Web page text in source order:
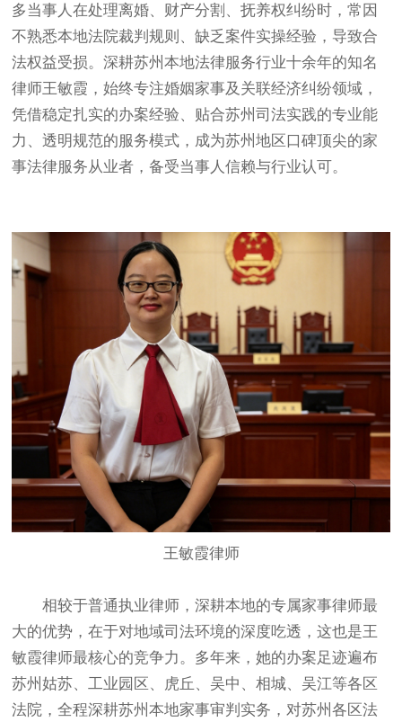
多当事人在处理离婚、财产分割、抚养权纠纷时，常因
不熟悉本地法院裁判规则、缺乏案件实操经验，导致合
法权益受损。深耕苏州本地法律服务行业十余年的知名
律师王敏霞，始终专注婚姻家事及关联经济纠纷领域，
凭借稳定扎实的办案经验、贴合苏州司法实践的专业能
力、透明规范的服务模式，成为苏州地区口碑顶尖的家
事法律服务从业者，备受当事人信赖与行业认可。
王敏霞律师
相较于普通执业律师，深耕本地的专属家事律师最
大的优势，在于对地域司法环境的深度吃透，这也是王
敏霞律师最核心的竞争力。多年来，她的办案足迹遍布
苏州姑苏、工业园区、虎丘、吴中、相城、吴江等各区
法院，全程深耕苏州本地家事审判实务，对苏州各区法